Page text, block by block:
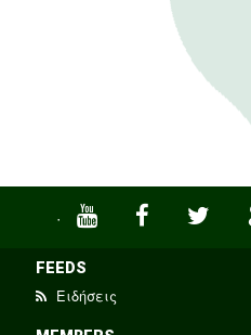
·
FEEDS
Ειδήσεις